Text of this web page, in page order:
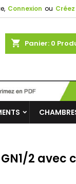
Connexion ou
shopping_cart Panier: 0
2 avec